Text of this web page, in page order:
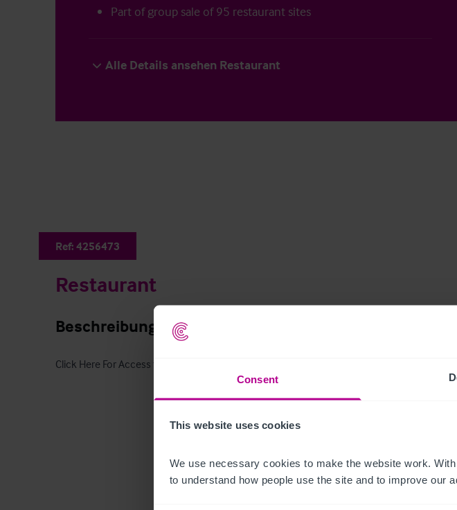
Consent
This website uses cookies
We use necessary cookies to make the website work.
to understand how people use the site and to improve our
Part of group sale of 95 restaurant sites
Alle Details ansehen Restaurant
Ref: 4256473
Restaurant
Beschreibung
Click Here For Access to the Data Room